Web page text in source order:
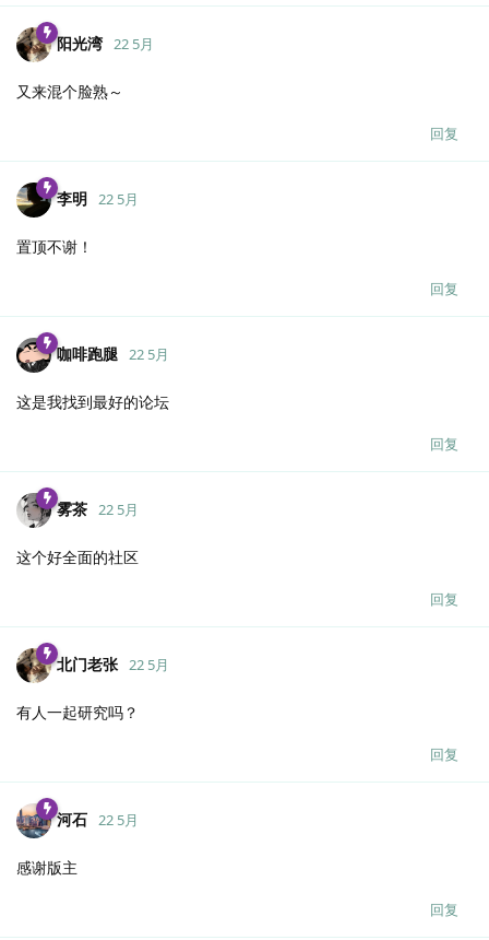
阳光湾 22 5月
又来混个脸熟～
回复
李明 22 5月
置顶不谢！
回复
咖啡跑腿 22 5月
这是我找到最好的论坛
回复
雾茶 22 5月
这个好全面的社区
回复
北门老张 22 5月
有人一起研究吗？
回复
河石 22 5月
感谢版主
回复